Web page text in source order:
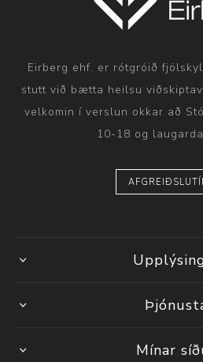
Eirberg ehf. er rótgróið
stutt við bætta heilsu
velkomin í verslun okkar að
10-18 og
Mínar